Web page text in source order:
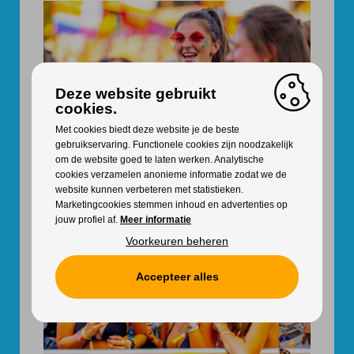
Deze website gebruikt
cookies.
Met cookies biedt deze website je de beste
gebruikservaring. Functionele cookies zijn noodzakelijk
om de website goed te laten werken. Analytische
cookies verzamelen anonieme informatie zodat we de
website kunnen verbeteren met statistieken.
Marketingcookies stemmen inhoud en advertenties op
jouw profiel af. Meer informatie
Voorkeuren beheren
Accepteer alles